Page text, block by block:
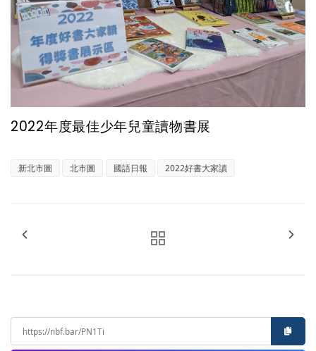
2022年度最佳少年兒童讀物書展
新北市圖 北市圖 國語日報 2022好書大家讀